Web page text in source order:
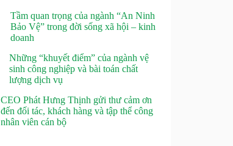
Tầm quan trọng của ngành “An Ninh
Bảo Vệ” trong đời sống xã hội – kinh
doanh
Những “khuyết điểm” của ngành vệ
sinh công nghiệp và bài toán chất
lượng dịch vụ
CEO Phát Hưng Thịnh gửi thư cảm ơn
đến đối tác, khách hàng và tập thể công
nhân viên cán bộ